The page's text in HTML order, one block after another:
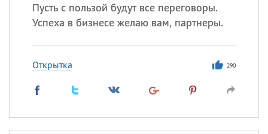
Пусть с пользой будут все переговоры.
Успеха в бизнесе желаю вам, партнеры.
Открытка 290